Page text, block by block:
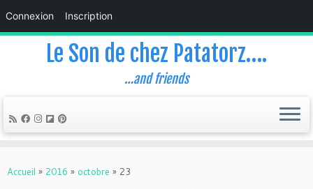
Connexion Inscription
Le Son de chez Patatorz….
…and friends
Accueil » 2016 » octobre » 23